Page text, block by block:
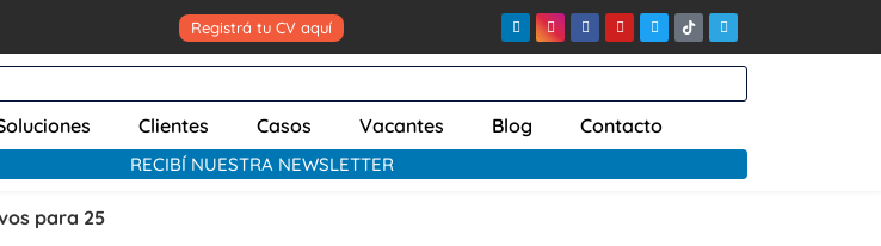
Registrá tu CV aquí
Clientes Casos Vacantes Blog Contacto
RECIBÍ NUESTRA NEWSLETTER
para 25